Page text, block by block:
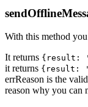
With this method
It returns {result:
it returns {result:
errReason is the
reason why you can